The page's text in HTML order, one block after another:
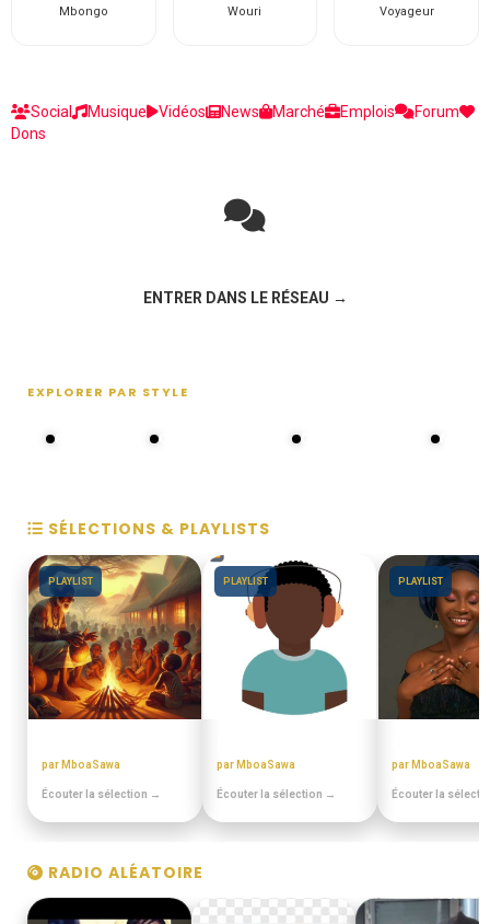
Mbongo Wouri Voyageur
Social Musique Vidéos News Marché Emplois
Forum
Dons
ENTRER DANS LE RÉSEAU →
EXPLORER PAR STYLE
SÉLECTIONS & PLAYLISTS
PLAYLIST
par MboaSawa
Écouter la sélection →
PLAYLIST
par MboaSawa
Écouter la sélection →
PLAYLIST
par MboaSawa
Écouter la
RADIO ALÉATOIRE